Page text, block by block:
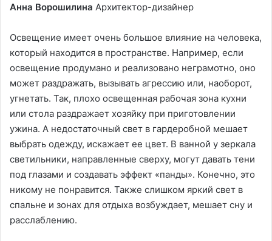
Анна Ворошилина Архитектор-дизайнер
Освещение имеет очень большое влияние на человека,
который находится в пространстве. Например, если
освещение продумано и реализовано неграмотно, оно
может раздражать, вызывать агрессию или, наоборот,
угнетать. Так, плохо освещенная рабочая зона кухни
или стола раздражает хозяйку при приготовлении
ужина. А недостаточный свет в гардеробной мешает
выбрать одежду, искажает ее цвет. В ванной у зеркала
светильники, направленные сверху, могут давать тени
под глазами и создавать эффект «панды». Конечно, это
никому не понравится. Также слишком яркий свет в
спальне и зонах для отдыха возбуждает, мешает сну и
расслаблению.